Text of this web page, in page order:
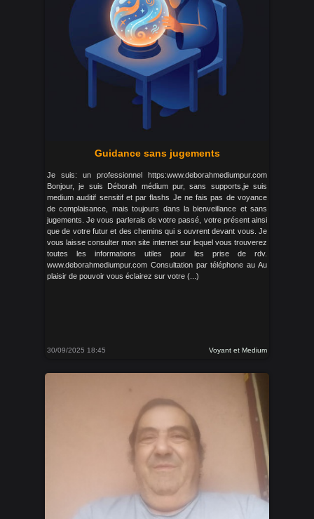
Guidance sans jugements
Je suis: un professionnel https:www.deborahmediumpur.com
Bonjour, je suis Déborah médium pur, sans supports,je suis
medium auditif sensitif et par flashs Je ne fais pas de voyance
de complaisance, mais toujours dans la bienveillance et sans
jugements. Je vous parlerais de votre passé, votre présent ainsi
que de votre futur et des chemins qui s ouvrent devant vous. Je
vous laisse consulter mon site internet sur lequel vous trouverez
toutes les informations utiles pour les prise de rdv.
www.deborahmediumpur.com Consultation par téléphone au Au
plaisir de pouvoir vous éclairez sur votre (...)
30/09/2025 18:45 Voyant et Medium